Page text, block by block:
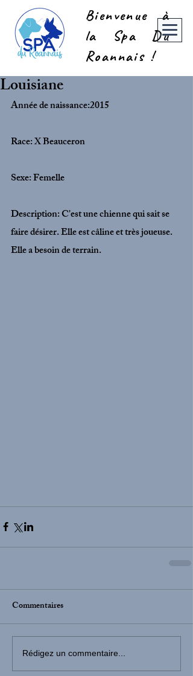
Bienvenue à
la Spa Du
Roannais !
Louisiane
Année de naissance:2015
Race: X Beauceron
Sexe: Femelle
Description: C'est une chienne qui sait se
faire désirer. Elle est câline et très joueuse.
Elle a besoin de terrain.
Commentaires
Rédigez un commentaire...